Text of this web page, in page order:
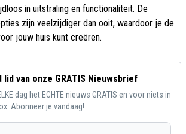
in uitstraling en functionaliteit. De
zijn veelzijdiger dan ooit, waardoor je de
jouw huis kunt creëren.
lid van onze GRATIS Nieuwsbrief
dag het ECHTE nieuws GRATIS en voor niets in
Abonneer je vandaag!